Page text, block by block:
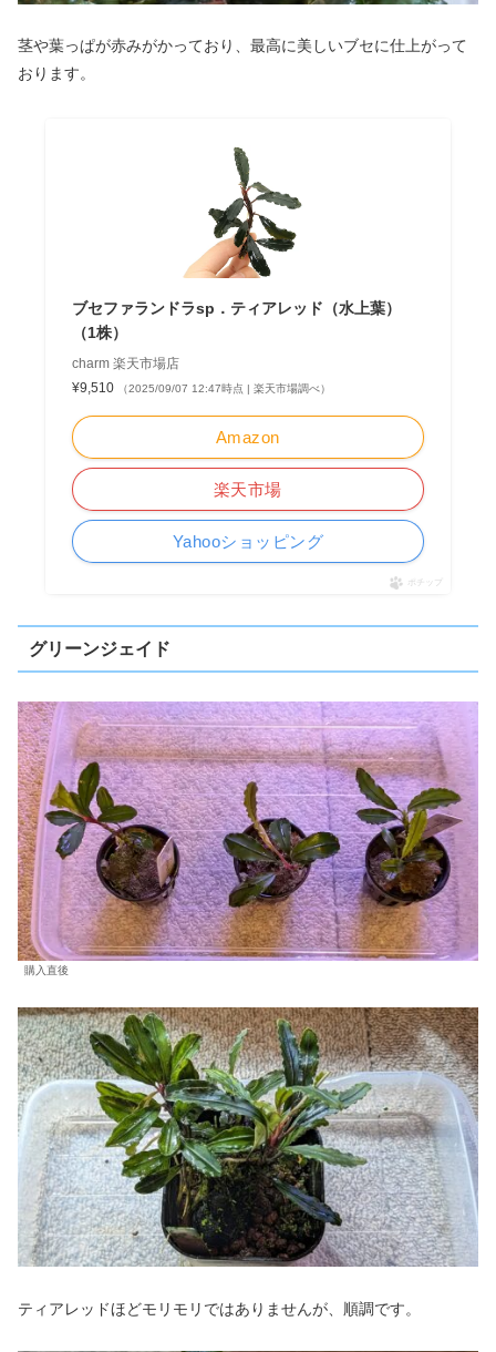
茎や葉っぱが赤みがかっており、最高に美しいブセに仕上がって
おります。
ブセファランドラsp．ティアレッド（水上葉）
（1株）
charm 楽天市場店
¥9,510
（2025/09/07 12:47時点 | 楽天市場調べ）
Amazon
楽天市場
Yahooショッピング
ポチップ
グリーンジェイド
購入直後
ティアレッドほどモリモリではありませんが、順調です。